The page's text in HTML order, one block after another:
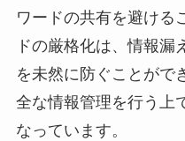
ワードの共有を避ける
ドの厳格化は、情報漏
を未然に防ぐことがで
全な情報管理を行う上
なっています。